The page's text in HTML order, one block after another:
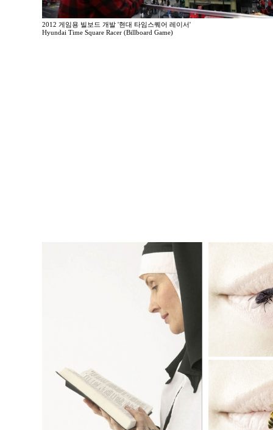
2012 게임용 빌보드 개발 '현대 타임스퀘어 레이서'
Hyundai Time Square Racer (Billboard Game)